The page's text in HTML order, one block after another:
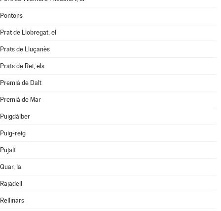
Pontons
Prat de Llobregat, el
Prats de Lluçanès
Prats de Rei, els
Premià de Dalt
Premià de Mar
Puigdàlber
Puig-reig
Pujalt
Quar, la
Rajadell
Rellinars